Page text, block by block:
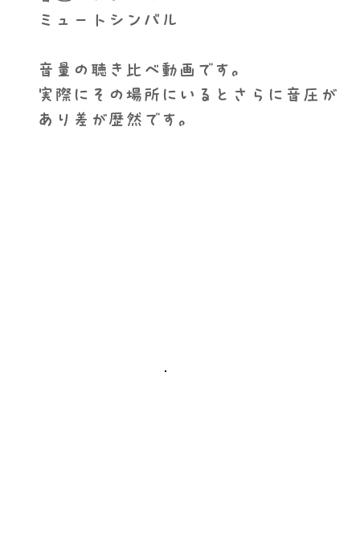
ミュートシンバル
音量の聴き比べ動画です。
​実際にその場所にいるとさらに音圧が
あり差が歴然です。